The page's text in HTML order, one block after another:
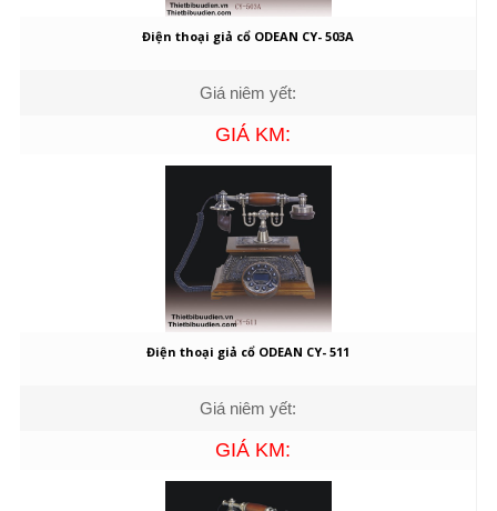
Điện thoại giả cổ ODEAN CY- 503A
Giá niêm yết:
GIÁ KM:
Điện thoại giả cổ ODEAN CY- 511
Giá niêm yết:
GIÁ KM: